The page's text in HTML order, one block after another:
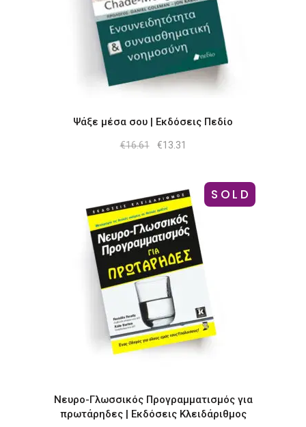
Ψάξε μέσα σου | Εκδόσεις Πεδίο
€16.61
Original
€13.31
€13.31.
SOLD
Νευρο-Γλωσσικός Προγραμματισμός για
πρωτάρηδες | Εκδόσεις Κλειδάριθμος